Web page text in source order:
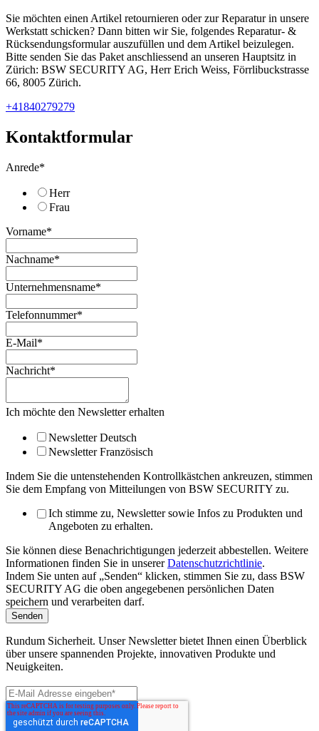
Sie möchten einen Artikel retournieren oder zur Reparatur in unsere
Werkstatt schicken? Dann bitten wir Sie, folgendes Reparatur- &
Rücksendungsformular auszufüllen und dem Artikel beizulegen.
Bitte senden Sie das Paket anschliessend an unseren Hauptsitz in
Zürich: BSW SECURITY AG, Herr Erich Weiss, Förrlibuckstrasse
66, 8005 Zürich.
+41840279279
Kontaktformular
Anrede*
Herr
Frau
Vorname*
Nachname*
Unternehmensname*
Telefonnummer*
E-Mail*
Nachricht*
Ich möchte den Newsletter erhalten
Newsletter Deutsch
Newsletter Französisch
Indem Sie die untenstehenden Kontrollkästchen ankreuzen, stimmen
Sie dem Empfang von Mitteilungen von BSW SECURITY zu.
Ich stimme zu, Newsletter sowie Infos zu Produkten und
Angeboten zu erhalten.
Sie können diese Benachrichtigungen jederzeit abbestellen. Weitere
Informationen finden Sie in unsererDatenschutzrichtlinie.
Indem Sie unten auf „Senden“ klicken, stimmen Sie zu, dass BSW
SECURITY AG die oben angegebenen persönlichen Daten
speichern und verarbeiten darf.
Rundum Sicherheit. Unser Newsletter bietet Ihnen einen Überblick
über unsere spannenden Projekte, innovativen Produkte und
Neuigkeiten.